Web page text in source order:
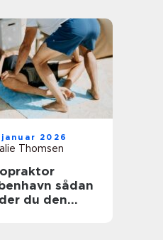
januar 2026
Thomsen
sådan
du den